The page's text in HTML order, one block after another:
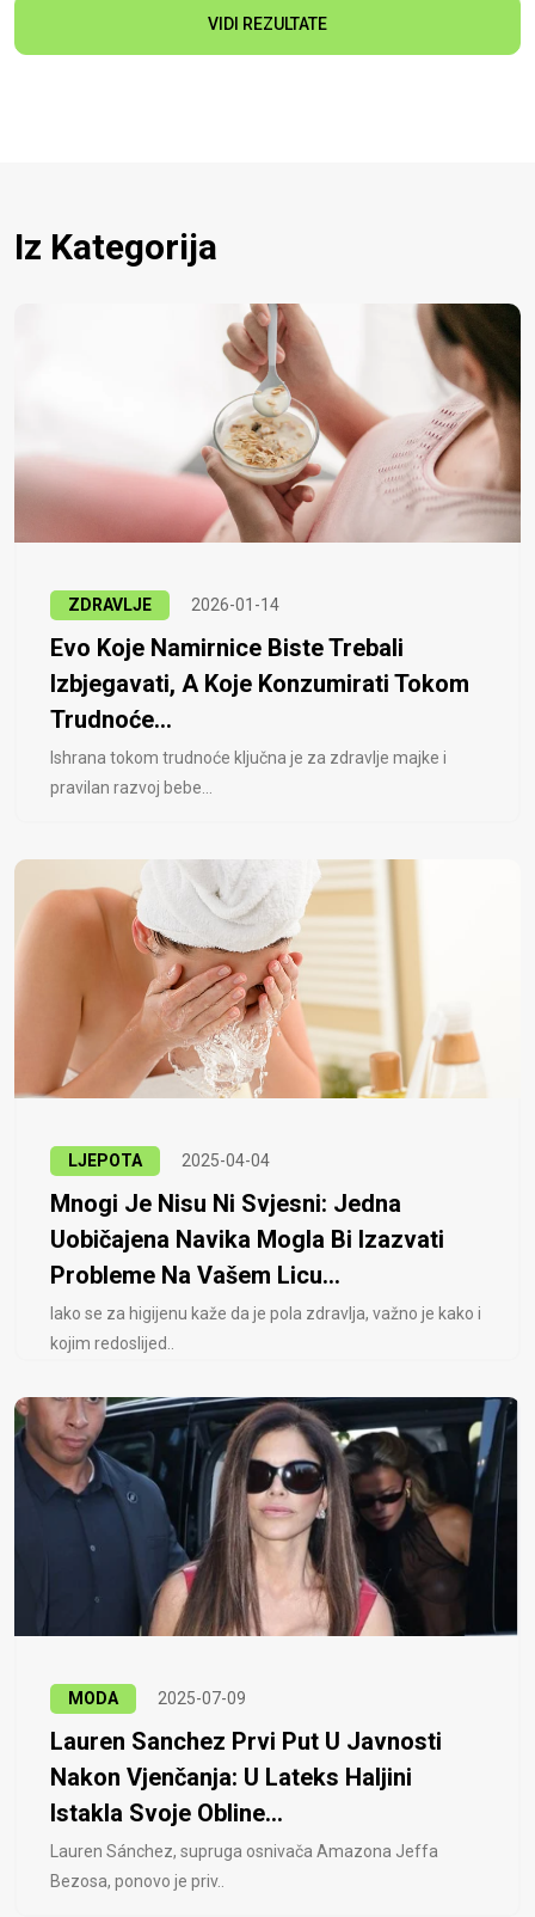
VIDI REZULTATE
Iz Kategorija
ZDRAVLJE 2026-01-14
Evo Koje Namirnice Biste Trebali
Izbjegavati, A Koje Konzumirati Tokom
Trudnoće...
Ishrana tokom trudnoće ključna je za zdravlje majke i
pravilan razvoj bebe...
LJEPOTA 2025-04-04
Mnogi Je Nisu Ni Svjesni: Jedna
Uobičajena Navika Mogla Bi Izazvati
Probleme Na Vašem Licu...
Iako se za higijenu kaže da je pola zdravlja, važno je kako i
kojim redoslijed..
MODA 2025-07-09
Lauren Sanchez Prvi Put U Javnosti
Nakon Vjenčanja: U Lateks Haljini
Istakla Svoje Obline...
Lauren Sánchez, supruga osnivača Amazona Jeffa
Bezosa, ponovo je priv..